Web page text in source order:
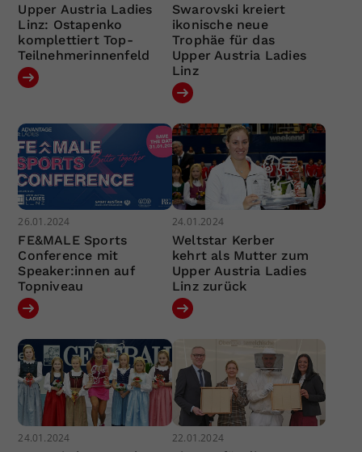
Upper Austria Ladies
Linz: Ostapenko
komplettiert Top-
Teilnehmerinnenfeld
Swarovski kreiert
ikonische neue
Trophäe für das
Upper Austria Ladies
Linz
26.01.2024
FE&MALE Sports
Conference mit
Speaker:innen auf
Topniveau
24.01.2024
Weltstar Kerber
kehrt als Mutter zum
Upper Austria Ladies
Linz zurück
24.01.2024 22.01.2024